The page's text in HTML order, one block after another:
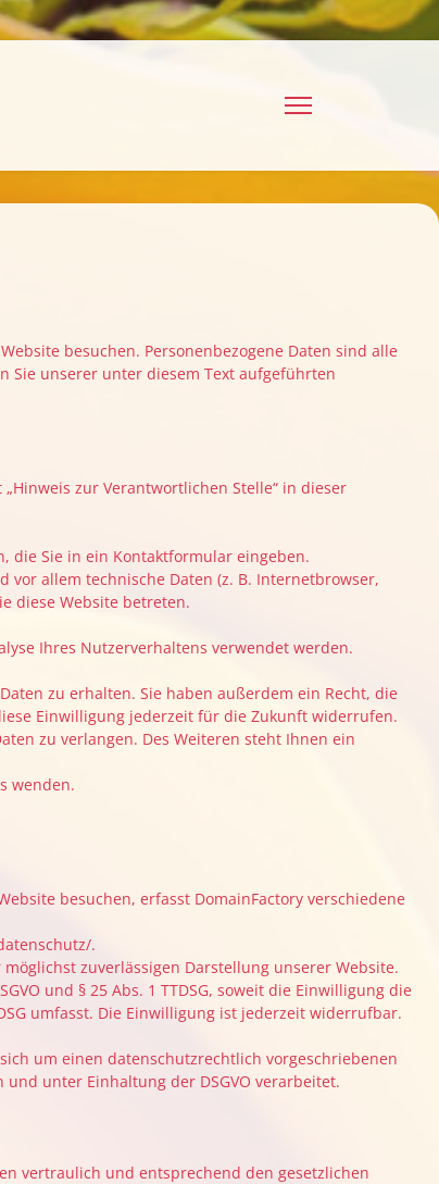
besuchen. Personenbezogene Daten sind alle
Sie unserer unter diesem Text aufgeführten
zur Verantwortlichen Stelle“ in dieser
die Sie in ein Kontaktformular eingeben.
vor allem technische Daten (z. B. Internetbrowser,
diese Website betreten.
Ihres Nutzerverhaltens verwendet werden.
zu erhalten. Sie haben außerdem ein Recht, die
Einwilligung jederzeit für die Zukunft widerrufen.
zu verlangen. Des Weiteren steht Ihnen ein
wenden.
besuchen, erfasst DomainFactory verschiedene
.
zuverlässigen Darstellung unserer Website.
und § 25 Abs. 1 TTDSG, soweit die Einwilligung die
umfasst. Die Einwilligung ist jederzeit widerrufbar.
um einen datenschutzrechtlich vorgeschriebenen
unter Einhaltung der DSGVO verarbeitet.
vertraulich und entsprechend den gesetzlichen